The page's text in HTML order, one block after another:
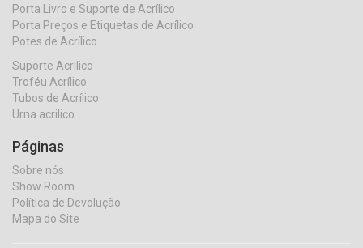
Porta Livro e Suporte de Acrílico
Porta Preços e Etiquetas de Acrílico
Potes de Acrílico
Suporte Acrilico
Troféu Acrílico
Tubos de Acrílico
Urna acrilico
Páginas
Sobre nós
Show Room
Política de Devolução
Mapa do Site